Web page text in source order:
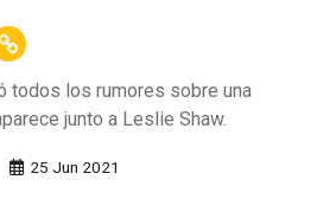
todos los rumores sobre una
junto a Leslie Shaw.
25 Jun 2021